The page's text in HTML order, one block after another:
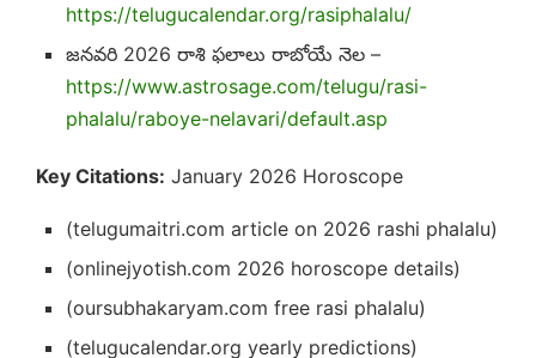
https://telugucalendar.org/rasiphalalu/
జనవరి 2026 రాశి ఫలాలు రాబోయే నెల –
https://www.astrosage.com/telugu/rasi-
phalalu/raboye-nelavari/default.asp
Key Citations: January 2026 Horoscope
(telugumaitri.com article on 2026 rashi phalalu)
(onlinejyotish.com 2026 horoscope details)
(oursubhakaryam.com free rasi phalalu)
(telugucalendar.org yearly predictions)